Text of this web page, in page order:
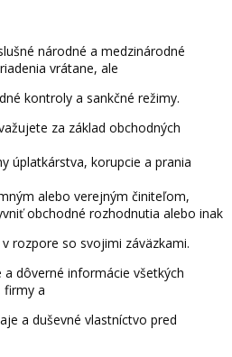
národné a medzinárodné
vrátane, ale
kontroly a sankčné režimy.
za základ obchodných
úplatkárstva, korupcie a prania
alebo verejným činiteľom,
obchodné rozhodnutia alebo inak
rozpore so svojimi záväzkami.
dôverné informácie všetkých
firmy a
a duševné vlastníctvo pred